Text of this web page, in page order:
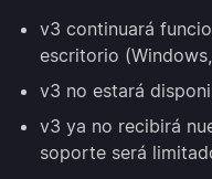
v3 continuará
escritorio
v3 no estará
v3 ya no recibirá
soporte será